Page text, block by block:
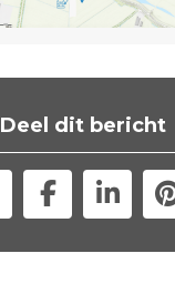
Deel dit bericht